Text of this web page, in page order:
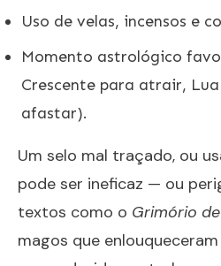
Uso de velas, incensos e
Momento astrológico
Crescente para atrair,
afastar).
Um selo mal traçado, ou
pode ser ineficaz — ou
textos como o Grimório
magos que